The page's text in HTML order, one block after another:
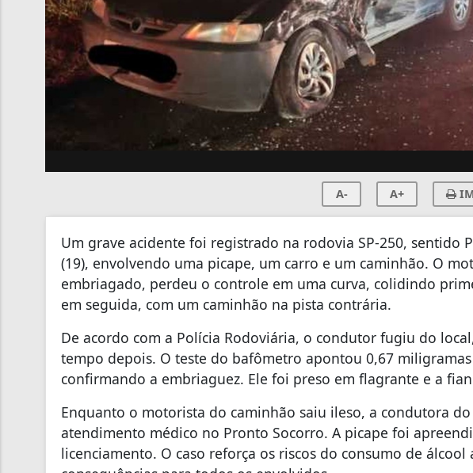
A- A+
Um grave acidente foi registrado na rodovia SP-250, sentido
(19), envolvendo uma picape, um carro e um caminhão. O
embriagado, perdeu o controle em uma curva, colidindo
em seguida, com um caminhão na pista contrária.
De acordo com a Polícia Rodoviária, o condutor fugiu do
tempo depois. O teste do bafômetro apontou 0,67
confirmando a embriaguez. Ele foi preso em flagrante e a
Enquanto o motorista do caminhão saiu ileso, a condutora
atendimento médico no Pronto Socorro. A picape foi
licenciamento. O caso reforça os riscos do consumo de